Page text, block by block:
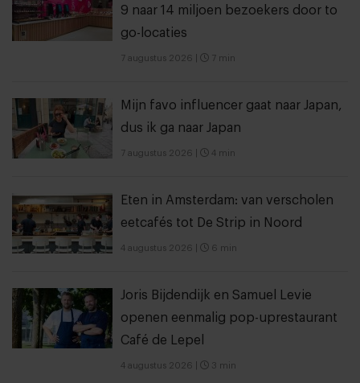
9 naar 14 miljoen bezoekers door to
go-locaties
7 augustus 2026 7 min
Mijn favo influencer gaat naar Japan,
dus ik ga naar Japan
7 augustus 2026 4 min
Eten in Amsterdam: van verscholen
eetcafés tot De Strip in Noord
4 augustus 2026 6 min
Joris Bijdendijk en Samuel Levie
openen eenmalig pop-uprestaurant
Café de Lepel
4 augustus 2026 3 min